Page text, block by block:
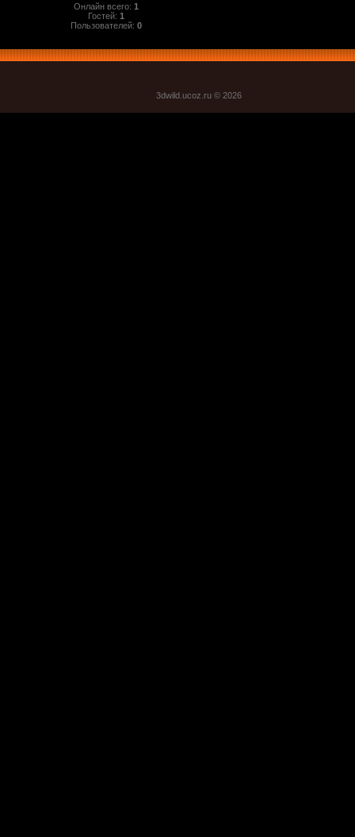
Онлайн всего:1
Гостей:1
Пользователей:0